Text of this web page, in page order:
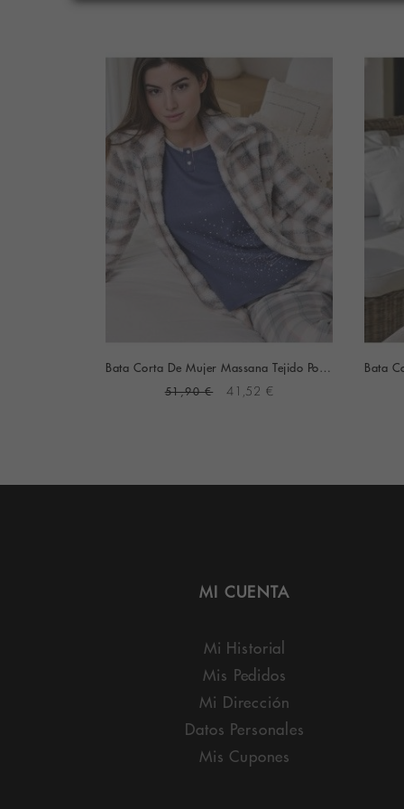
Bata Corta De Mujer Massana Tejido Polar Estampado Cuadros (Gris)
51,90 € 41,52 €
MI CUENTA
Mi Historial
Mis Pedidos
Mi Dirección
Datos Personales
Mis Cupones